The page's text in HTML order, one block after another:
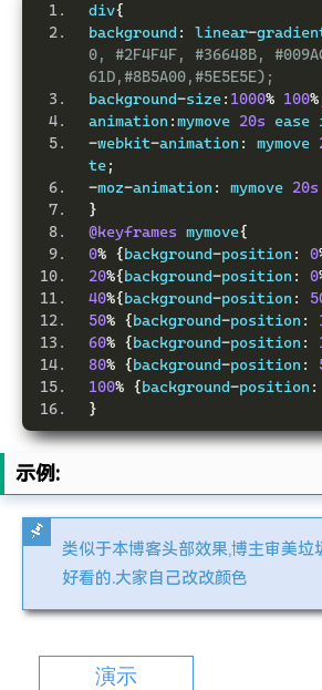
div{
background : linear-
0, #2F4F4F, #36648B,
61D,#8B5A00,#5E5E5E);
background-size: 1000% 100
animation :mymove 20s
-webkit-animation : mymove
te;
-moz-animation : mymove 20s
}
@keyframes mymove{
0% {background-position : 0
20%{background-position : 0
40%{background-position :
50% {background-position :
60% {background-position :
80% {background-position :
100% {background-position :
}
示例:
类似于本博客头部效果,博主审美垃
好看的.大家自己改改颜色
演示